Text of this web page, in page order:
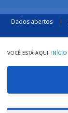
Dados abertos
INÍCIO